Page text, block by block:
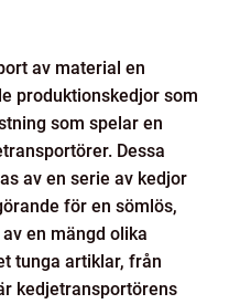
av material en
produktionskedjor som
som spelar en
Dessa
av en serie av kedjor
för en sömlös,
en mängd olika
tunga artiklar, från
kedjetransportörens